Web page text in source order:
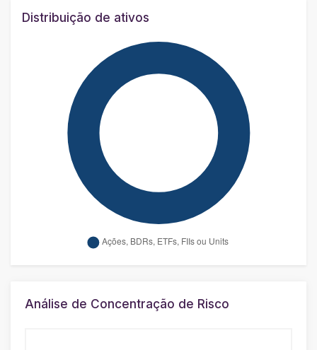
Distribuição de ativos
Análise de Concentração de Risco